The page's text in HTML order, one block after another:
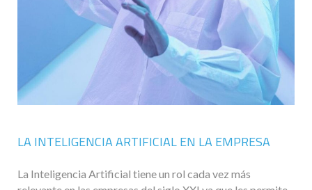
LA INTELIGENCIA ARTIFICIAL EN LA EMPRESA
La Inteligencia Artificial tiene un rol cada vez más